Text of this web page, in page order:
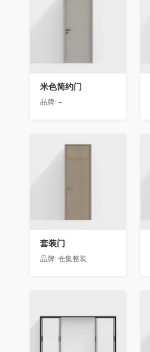
米色简约门
品牌: -
收藏
套装门
品牌: 仓集整装